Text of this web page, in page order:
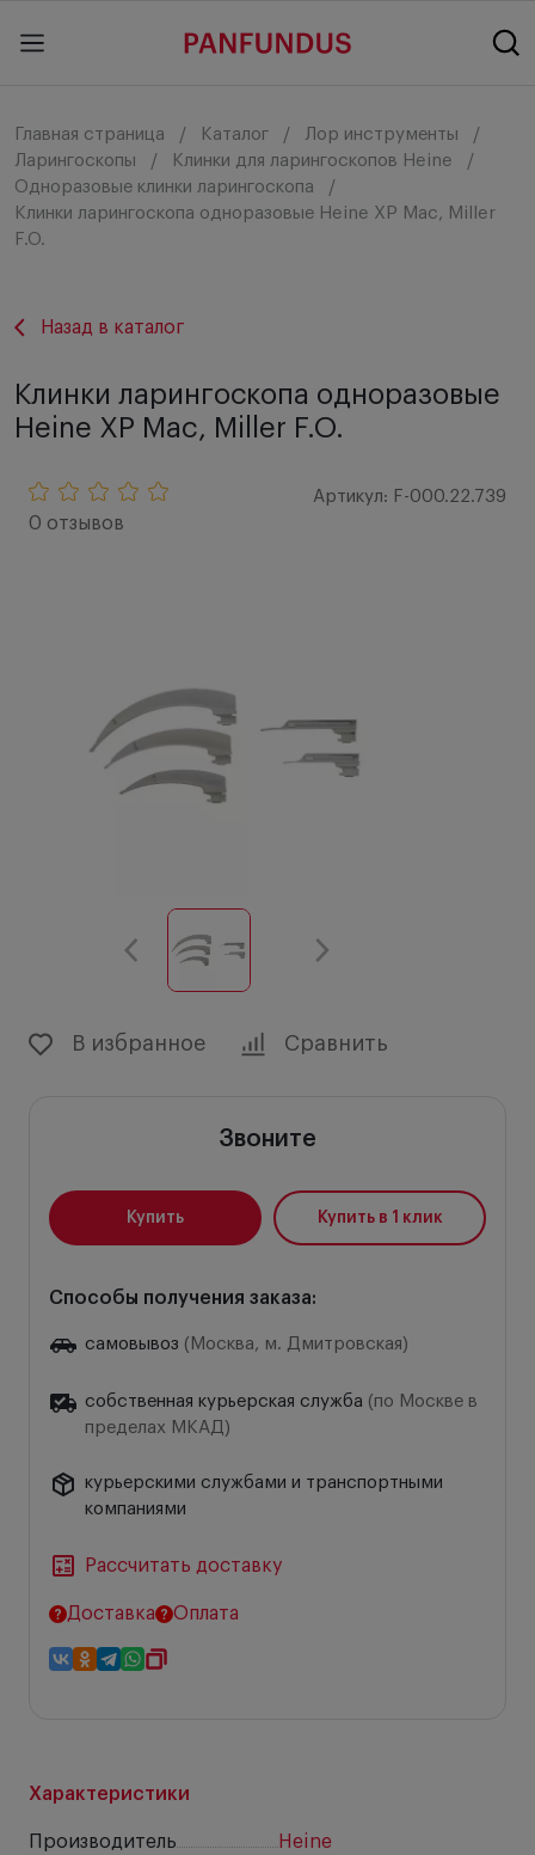
Главная страница Каталог
Лор инструменты
Ларингоскопы
Клинки для ларингоскопов Heine
Одноразовые клинки ларингоскопа
Клинки ларингоскопа одноразовые Heine XP Mac, Miller
F.O.
Назад в каталог
Клинки ларингоскопа одноразовые
Heine XP Mac, Miller F.O.
0 отзывов
Артикул: F-000.22.739
В избранное Сравнить
Характеристики
Производитель Heine
Звоните
Купить Купить в 1 клик
Способы получения заказа:
самовывоз (Москва, м. Дмитровская)
собственная курьерская служба (по Москве в
пределах МКАД)
курьерскими службами и транспортными
компаниями
Рассчитать доставку
Доставка Оплата